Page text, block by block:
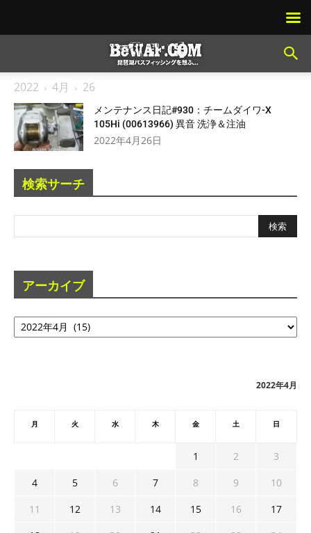
2022 4月 26
メンテナンス日記#930：チームダイワ-X
105Hi (00613966) 異音 洗浄＆注油
2022年4月26日
検索サーチ
アーカイブ
ア
ー
2022年4月
月 火 水 木 金 土 日
1 2
3
4
5 6 7 8 9
10
11
12 13 14 15 16
17